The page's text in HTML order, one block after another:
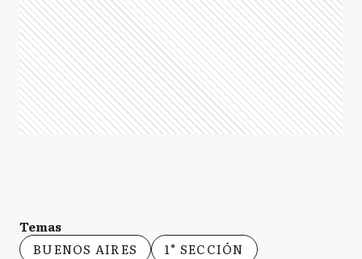
Temas
BUENOS AIRES
1° SECCIÓN